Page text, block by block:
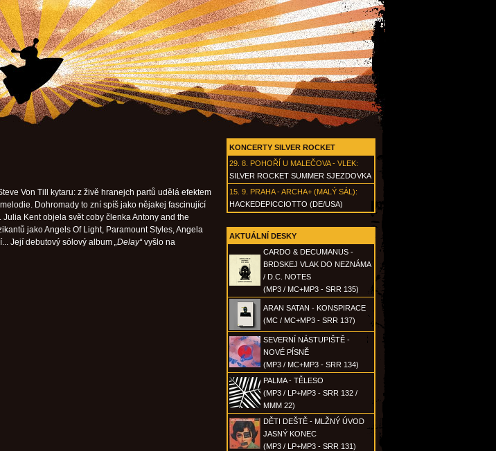
KONCERTY SILVER ROCKET
29. 8. POHOŘÍ U MALEČOVA - VLEK:
SILVER ROCKET SUMMER SJEZDOVKA
15. 9. PRAHA - ARCHA+ (MALÝ SÁL):
HACKEDEPICCIOTTO (DE/USA)
AKTUÁLNÍ DESKY
CARDO & DECUMANUS -
BRDSKEJ VLAK DO NEZNÁMA
/ D.C. NOTES
(MP3 / MC+MP3 - SRR 135)
ARAN SATAN - KONSPIRACE
(MC / MC+MP3 - SRR 137)
SEVERNÍ NÁSTUPIŠTĚ -
NOVÉ PÍSNĚ
(MP3 / MC+MP3 - SRR 134)
PALMA - TĚLESO
(MP3 / LP+MP3 - SRR 132 /
MMM 22)
DĚTI DEŠTĚ - MLŽNÝ ÚVOD
JASNÝ KONEC
(MP3 / LP+MP3 - SRR 131)
Von Till kytaru: z živě hranejch partů udělá efektem
Dohromady to zní spíš jako nějakej fascinující
Kent objela svět coby členka Antony and the
jako Angels Of Light, Paramount Styles, Angela
Její debutový sólový album „Delay“vyšlo na